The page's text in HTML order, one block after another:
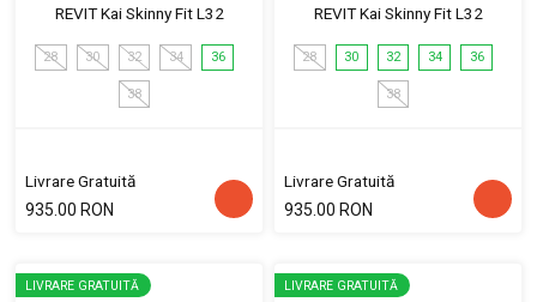
REVIT Kai Skinny Fit L32
28 30 32 34 36
38
Livrare Gratuită
935.00 RON
REVIT Kai Skinny Fit L32
28 30 32 34 36
38
Livrare Gratuită
935.00 RON
LIVRARE GRATUITĂ LIVRARE GRATUITĂ